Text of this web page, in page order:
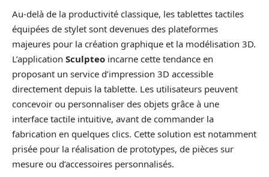
Au-delà de la productivité classique, les tablettes tactiles
équipées de stylet sont devenues des plateformes
majeures pour la création graphique et la modélisation 3D.
L’application Sculpteo incarne cette tendance en
proposant un service d’impression 3D accessible
directement depuis la tablette. Les utilisateurs peuvent
concevoir ou personnaliser des objets grâce à une
interface tactile intuitive, avant de commander la
fabrication en quelques clics. Cette solution est notamment
prisée pour la réalisation de prototypes, de pièces sur
mesure ou d’accessoires personnalisés.